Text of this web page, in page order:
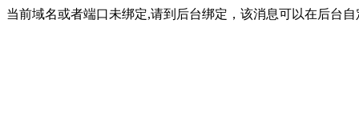
当前域名或者端口未绑定,请到后台绑定，该消息可以在后台自